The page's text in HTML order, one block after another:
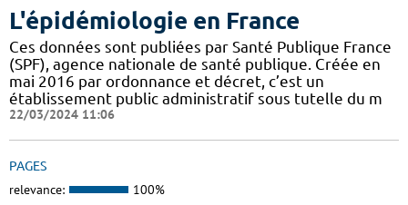
L'épidémiologie en France
Ces données sont publiées par Santé Publique France
(SPF), agence nationale de santé publique. Créée en
mai 2016 par ordonnance et décret, c’est un
établissement public administratif sous tutelle du m
22/03/2024 11:06
PAGES
relevance: 100%